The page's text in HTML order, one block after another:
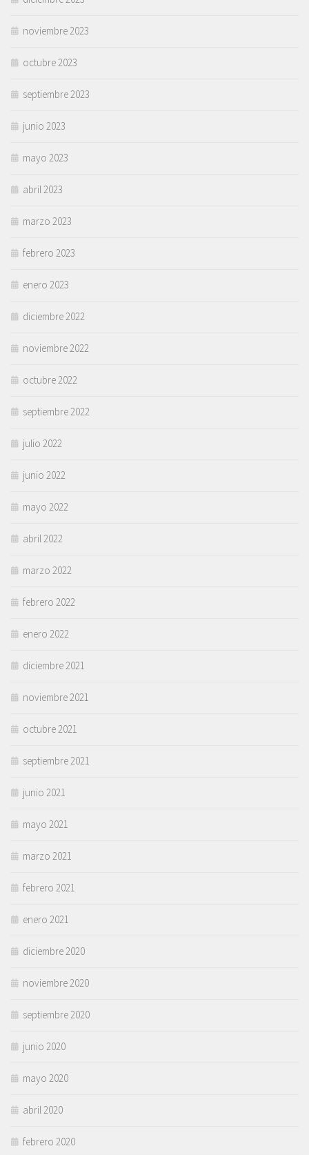
noviembre 2023
octubre 2023
septiembre 2023
junio 2023
mayo 2023
abril 2023
marzo 2023
febrero 2023
enero 2023
diciembre 2022
noviembre 2022
octubre 2022
septiembre 2022
julio 2022
junio 2022
mayo 2022
abril 2022
marzo 2022
febrero 2022
enero 2022
diciembre 2021
noviembre 2021
octubre 2021
septiembre 2021
junio 2021
mayo 2021
marzo 2021
febrero 2021
enero 2021
diciembre 2020
noviembre 2020
septiembre 2020
junio 2020
mayo 2020
abril 2020
febrero 2020